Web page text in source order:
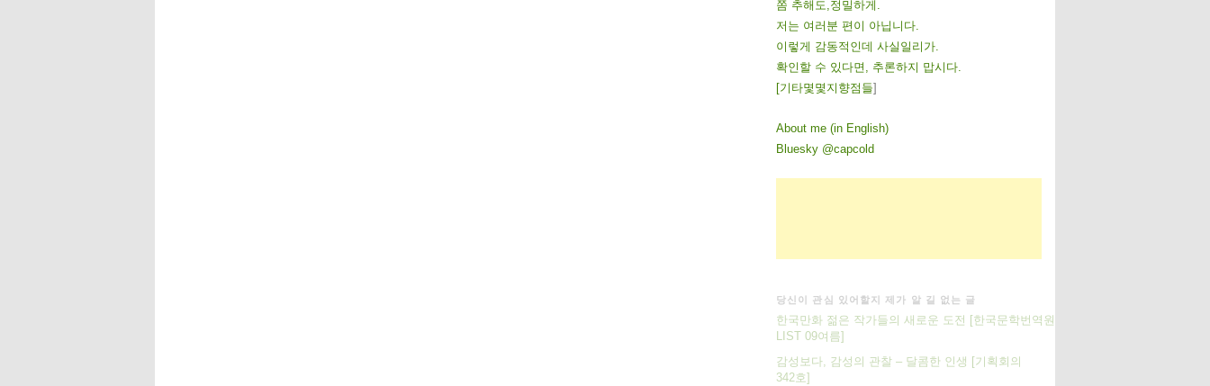
쫌 추해도,정밀하게.
저는 여러분 편이 아닙니다.
이렇게 감동적인데 사실일리가.
확인할 수 있다면, 추론하지 맙시다.
[기 타몇 몇 지 향점 들]
About me (in English)
Bluesky @capcold
당신이 관심 있어할지 제가 알 길 없는 글
한국만화 젊은 작가들의 새로운 도전 [한국문학번역원
LIST 09여름]
감성보다, 감성의 관찰 – 달콤한 인생 [기획회의
342호]